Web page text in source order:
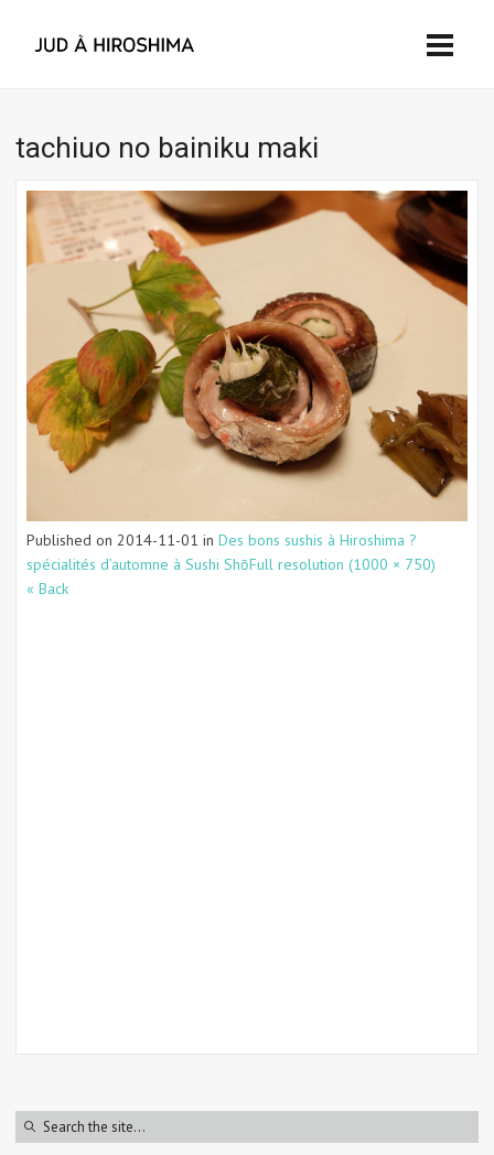
tachiuo no bainiku maki
Published on 2014-11-01 in Des bons sushis à Hiroshima ?
spécialités d’automne à Sushi ShōFull resolution (1000 × 750)
« Back